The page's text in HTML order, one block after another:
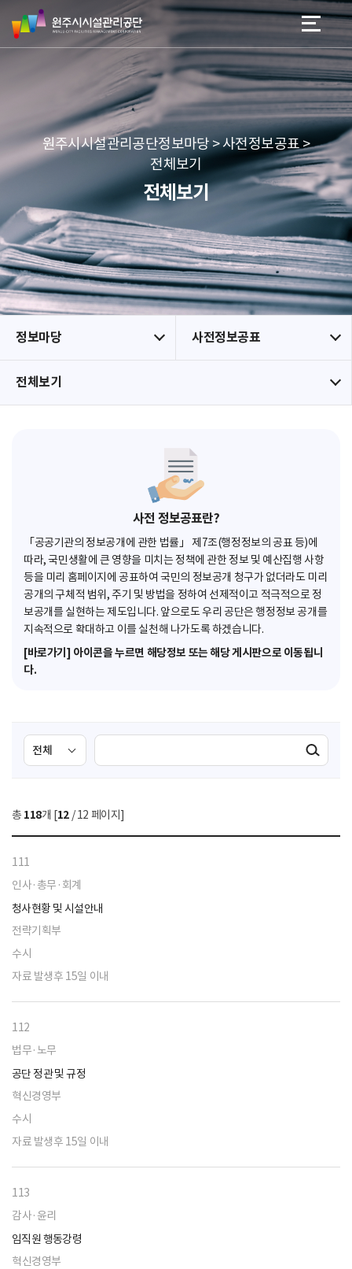
네
본문 바로가기
메뉴 바로가기
원
주
시
리
공
단
원주시시설관리공단정보마당 > 사전정보공표 >
전체보기
전체보기
정보마당 사전정보공표
전체보기
사전 정보공표란?
「공공기관의 정보공개에 관한 법률」 제7조(행정정보의 공표 등)에
따라, 국민생활에 큰 영향을 미치는 정책에 관한 정보 및 예산집행 사항
등을 미리 홈페이지에 공표하여 국민의 정보공개 청구가 없더라도 미리
공개의 구체적 범위, 주기 및 방법을 정하여 선제적이고 적극적으로 정
보공개를 실현하는 제도입니다. 앞으로도 우리 공단은 행정정보 공개를
지속적으로 확대하고 이를 실천해 나가도록 하겠습니다.
[바로가기] 아이콘을 누르면 해당정보 또는 해당 게시판으로 이동됩니
다.
검
색
선
택
색
검색실행
총 118개 [12 / 12 페이지]
111
인사·총무·회계
청사현황 및 시설안내
전략기획부
수시
자료 발생후 15일 이내
112
법무·노무
공단 정관 및 규정
혁신경영부
수시
자료 발생후 15일 이내
113
감사·윤리
임직원 행동강령
혁신경영부